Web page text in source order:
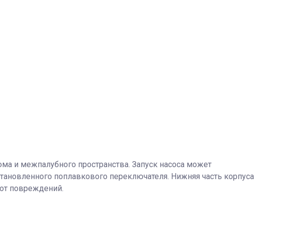
и межпалубного пространства. Запуск насоса может
поплавкового переключателя. Нижняя часть корпуса
повреждений.